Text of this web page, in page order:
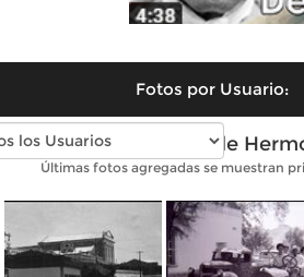
Fotos por Usuario:
Fotos antiguas de
Últimas fotos agregadas se muestran